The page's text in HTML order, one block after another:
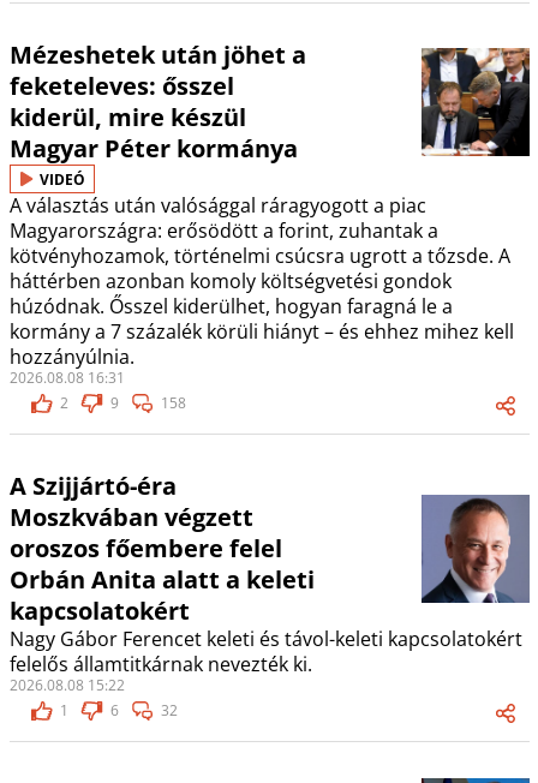
Mézeshetek után jöhet a
feketeleves: ősszel
kiderül, mire készül
Magyar Péter kormánya
VIDEÓ
A választás után valósággal ráragyogott a piac
Magyarországra: erősödött a forint, zuhantak a
kötvényhozamok, történelmi csúcsra ugrott a tőzsde. A
háttérben azonban komoly költségvetési gondok
húzódnak. Ősszel kiderülhet, hogyan faragná le a
kormány a 7 százalék körüli hiányt – és ehhez mihez kell
hozzányúlnia.
2026.08.08 16:31
2
9 158
A Szijjártó-éra
Moszkvában végzett
oroszos főembere felel
Orbán Anita alatt a keleti
kapcsolatokért
Nagy Gábor Ferencet keleti és távol-keleti kapcsolatokért
felelős államtitkárnak nevezték ki.
2026.08.08 15:22
1
6 32